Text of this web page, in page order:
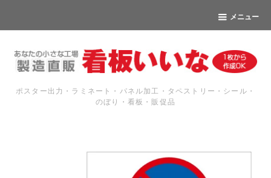
メニュー
ポスター出力・ラミネート・パネル加工・タペストリー・シール・
のぼり・看板・販促品